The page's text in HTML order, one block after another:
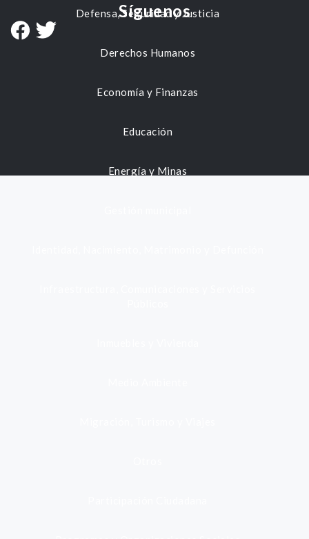
Defensa, Seguridad y Justicia
Derechos Humanos
Economía y Finanzas
Educación
Energía y Minas
Síguenos